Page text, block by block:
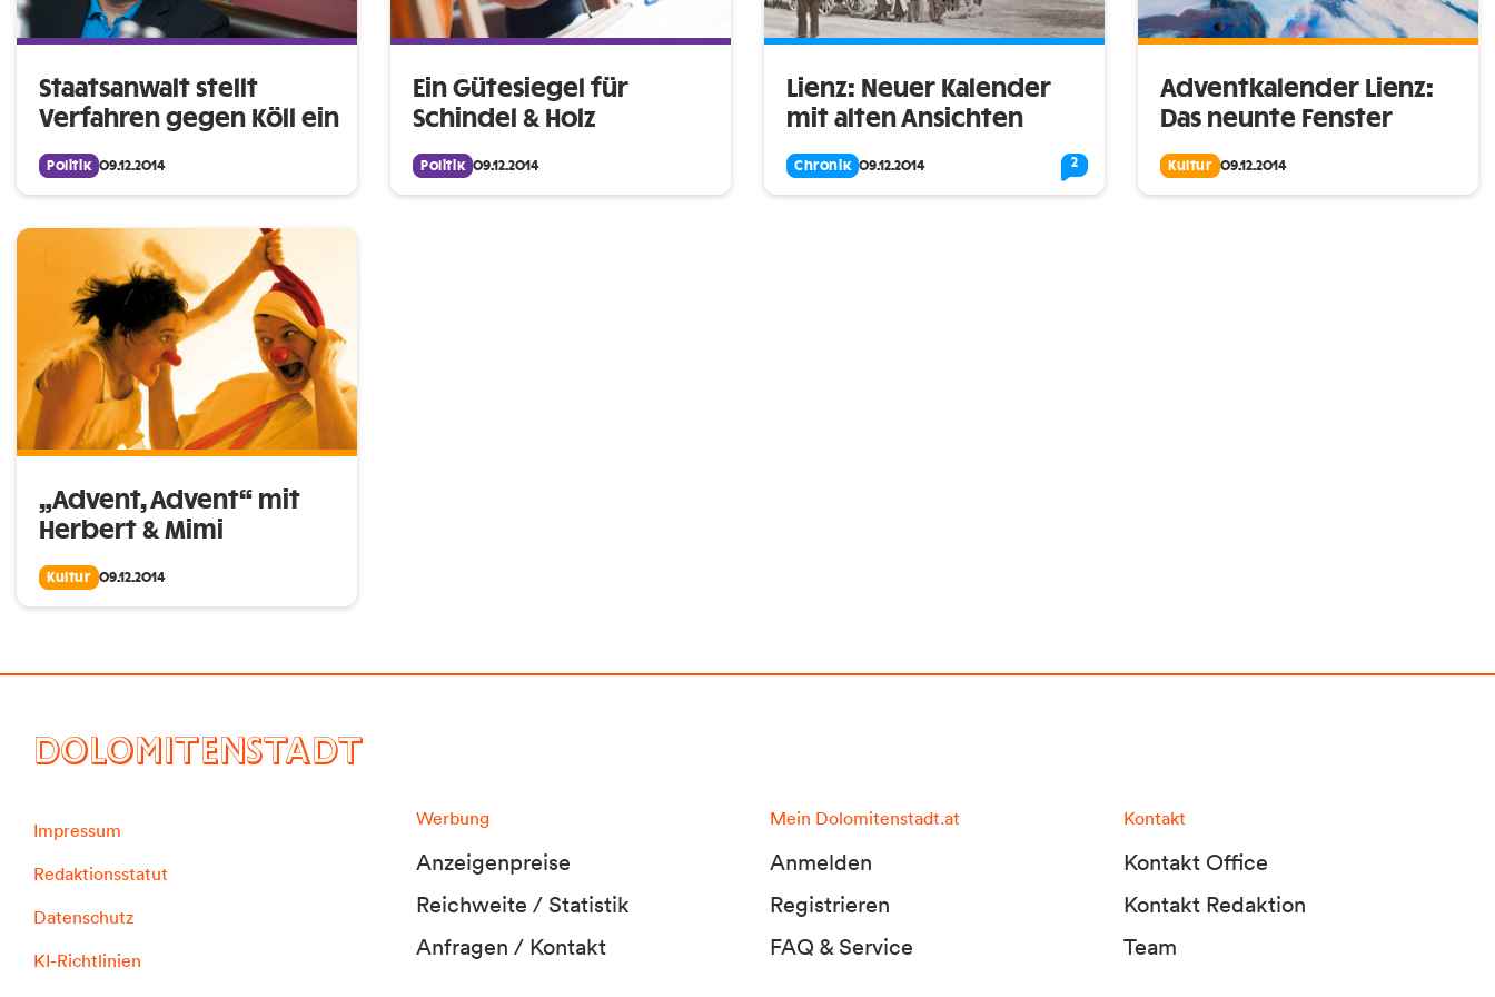
Staatsanwalt stellt
Verfahren gegen Köll ein
Politik 09.12.2014
Ein Gütesiegel für
Schindel & Holz
Politik 09.12.2014
Lienz: Neuer Kalender
mit alten Ansichten
Chronik 09.12.2014 2
Adventkalender Lienz:
Das neunte Fenster
Kultur 09.12.2014
„Advent, Advent“ mit
Herbert & Mimi
Kultur 09.12.2014
DOLOMITENSTADT
Impressum
Redaktionsstatut
Datenschutz
KI-Richtlinien
Werbung
Anzeigenpreise
Reichweite / Statistik
Anfragen / Kontakt
Mein Dolomitenstadt.at
Anmelden
Registrieren
FAQ & Service
Kontakt
Kontakt Office
Kontakt Redaktion
Team